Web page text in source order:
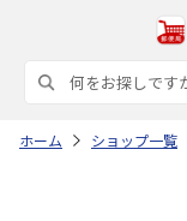
ホーム ショップ一覧